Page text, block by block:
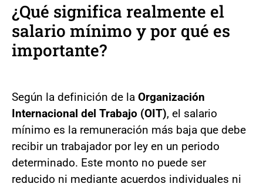
¿Qué significa realmente el
salario mínimo y por qué es
importante?
Según la definición de la Organización
Internacional del Trabajo (OIT), el salario
mínimo es la remuneración más baja que debe
recibir un trabajador por ley en un periodo
determinado. Este monto no puede ser
reducido ni mediante acuerdos individuales ni